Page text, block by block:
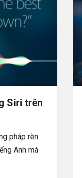
Siri trên
pháp rèn
Anh mà